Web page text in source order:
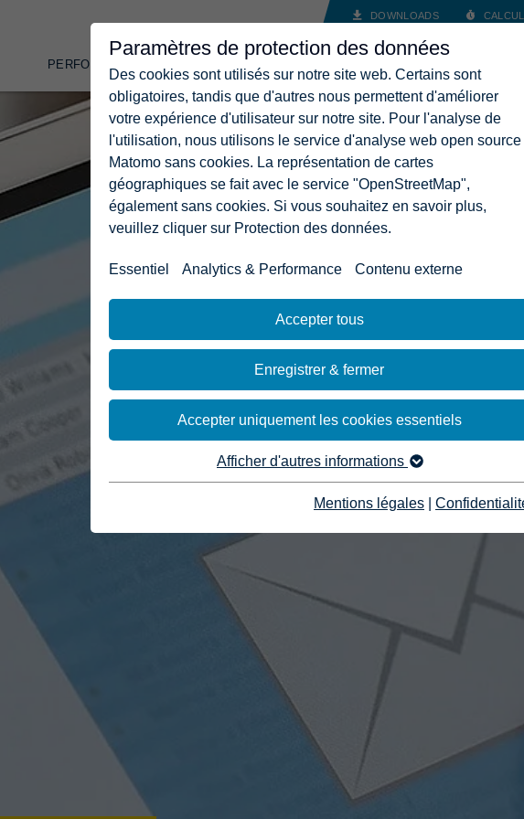
Paramètres de protection des données
Des cookies sont utilisés sur notre site web. Certains sont
obligatoires, tandis que d'autres nous permettent d'améliorer
votre expérience d'utilisateur sur notre site. Pour l'analyse de
l'utilisation, nous utilisons le service d'analyse web open source
Matomo sans cookies. La représentation de cartes
géographiques se fait avec le service "OpenStreetMap",
également sans cookies. Si vous souhaitez en savoir plus,
veuillez cliquer sur Protection des données.
Essentiel Analytics & Performance Contenu externe
Accepter tous
Enregistrer & fermer
Accepter uniquement les cookies essentiels
Afficher d'autres informations
Mentions légales
DOWNLOADS
PERFORMANCES